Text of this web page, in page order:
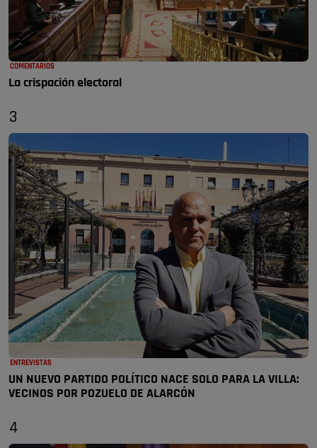
COMENTARIOS
La crispación electoral
3
ENTREVISTAS
UN NUEVO PARTIDO POLÍTICO NACE SOLO PARA LA VILLA:
VECINOS POR POZUELO DE ALARCÓN
4